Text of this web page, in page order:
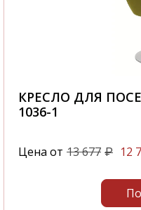
КРЕСЛО ДЛЯ
1036-1
Цена от 13 677 ₽ 12